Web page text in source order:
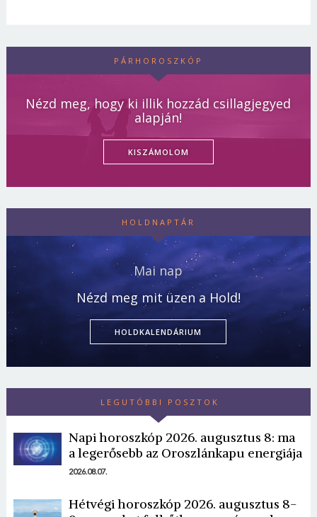
PÁRHOROSZKÓP
Nézd meg, hogy ki illik hozzád csillagjegyed
alapján!
KISZÁMOLOM
HOLDNAPTÁR
Mai nap
Nézd meg mit üzen a Hold!
HOLDKALENDÁRIUM
LEGUTÓBBI POSZTOK
Napi horoszkóp 2026. augusztus 8: ma
a legerősebb az Oroszlánkapu energiája
2026.08.07.
Hétvégi horoszkóp 2026. augusztus 8-